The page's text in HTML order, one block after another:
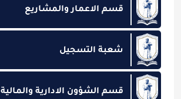
قسم الاعمار والمشاريع
شعبة التسجيل
قسم الشؤون الادارية والمالية